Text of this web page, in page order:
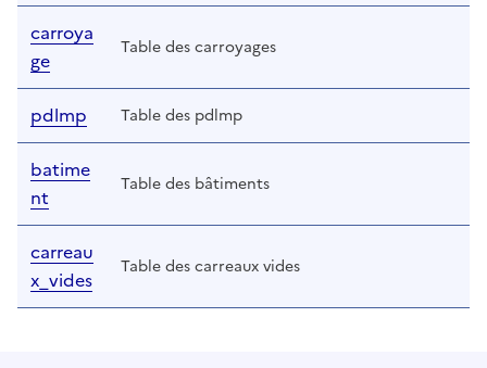
carroya
ge
Table des carroyages
pdlmp Table des pdlmp
batime
nt
Table des bâtiments
carreau
x_vides
Table des carreaux vides